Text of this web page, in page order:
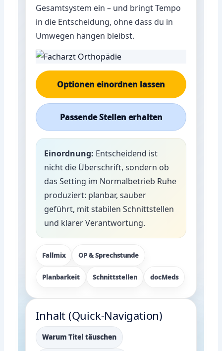
Gesamtsystem ein – und bringt Tempo
in die Entscheidung, ohne dass du in
Umwegen hängen bleibst.
Optionen einordnen lassen
Passende Stellen erhalten
Einordnung: Entscheidend ist
nicht die Überschrift, sondern ob
das Setting im Normalbetrieb Ruhe
produziert: planbar, sauber
geführt, mit stabilen Schnittstellen
und klarer Verantwortung.
Fallmix OP & Sprechstunde
Planbarkeit Schnittstellen docMeds
Inhalt (Quick-Navigation)
Warum Titel täuschen